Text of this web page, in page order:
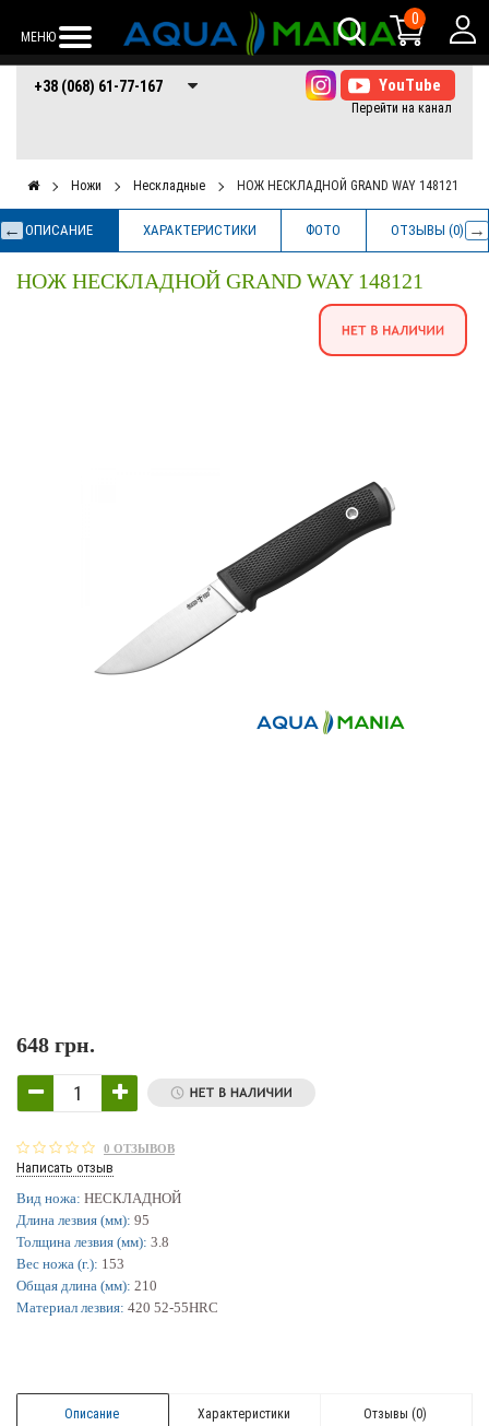
МЕНЮ
0
+38 (068) 61-77-
167
+38 (066) 61-77-+38 (073) 61-77-
167
+38 (068) 61-77-167
Ножи Нескладные НОЖ НЕСКЛАДНОЙ GRAND WAY 148121
ОПИСАНИЕ ХАРАКТЕРИСТИКИ ФОТО ОТЗЫВЫ (0)
НОЖ НЕСКЛАДНОЙ GRAND WAY 148121
648 грн.
0 ОТЗЫВОВ
Написать отзыв
Вид ножа: НЕСКЛАДНОЙ
Длина лезвия (мм): 95
Толщина лезвия (мм): 3.8
Вес ножа (г.): 153
Общая длина (мм): 210
Материал лезвия: 420 52-55HRC
Описание Характеристики Отзывы (0)